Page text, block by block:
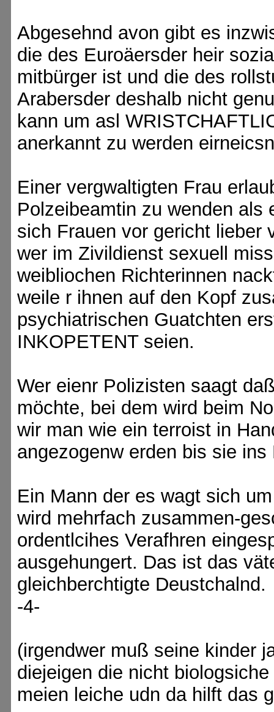
Abgesehnd avon gibt es
die des Euroäersder heir
mitbürger ist und die des
Arabersder deshalb nicht
kann um asl
anerkannt zu werden
Einer vergwaltigten Frau
Polzeibeamtin zu wenden als
sich Frauen vor gericht lieber
wer im Zivildienst sexuell
weibliochen Richterinnen
weile r ihnen auf den Kopf
psychiatrischen Guatchten
INKOPETENT seien.
Wer eienr Polizisten saagt
möchte, bei dem wird beim
wir man wie ein terroist in
angezogenw erden bis sie
Ein Mann der es wagt sich
wird mehrfach zusammen-
ordentlcihes Verafhren
ausgehungert. Das ist das
gleichberchtigte
-4-
(irgendwer muß seine kinder
diejeigen die nicht
meien leiche udn da hilft das